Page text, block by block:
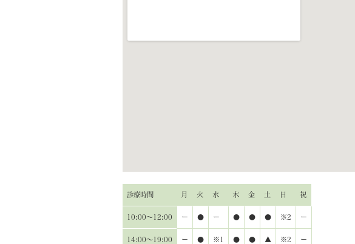
診療時間 月 火 水 木 金 土 日 祝
10:00〜12:00 ー ● ー ● ● ● ※2 ー
14:00〜19:00 ー ● ※1 ● ● ▲ ※2 ー